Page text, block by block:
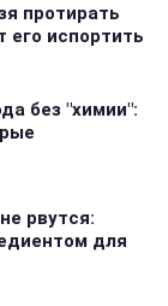
протирать
его испортить
без "химии":
рвутся:
для